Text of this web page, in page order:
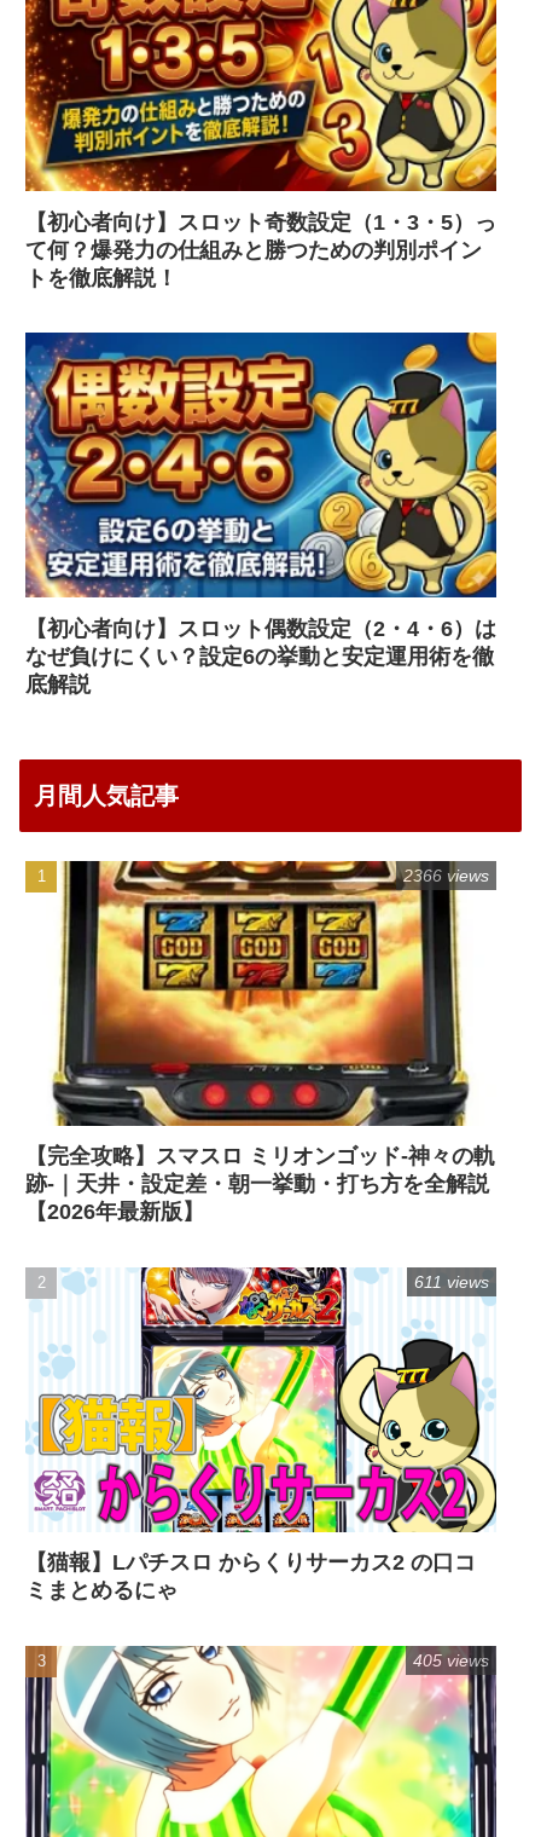
【初心者向け】スロット奇数設定（1・3・5）っ
て何？爆発力の仕組みと勝つための判別ポイン
トを徹底解説！
【初心者向け】スロット偶数設定（2・4・6）は
なぜ負けにくい？設定6の挙動と安定運用術を徹
底解説
月間人気記事
【完全攻略】スマスロ ミリオンゴッド-神々の軌
跡-｜天井・設定差・朝一挙動・打ち方を全解説
【2026年最新版】
2366 views
【猫報】Lパチスロ からくりサーカス2 の口コ
ミまとめるにゃ
611 views
405 views